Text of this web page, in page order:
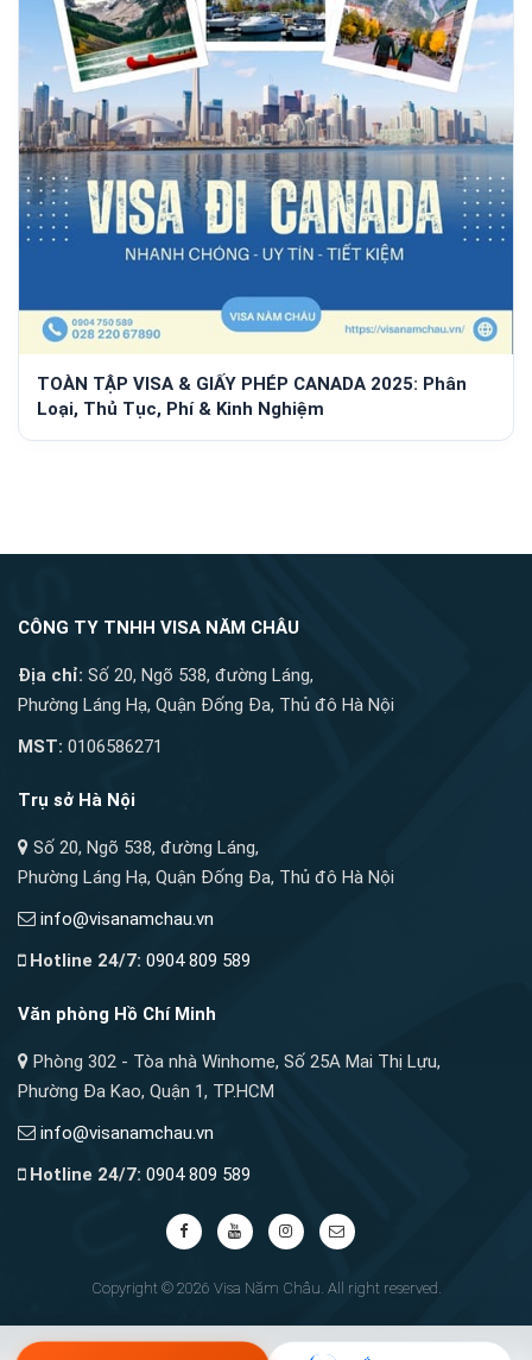
TOÀN TẬP VISA & GIẤY PHÉP CANADA 2025: Phân
Loại, Thủ Tục, Phí & Kinh Nghiệm
CÔNG TY TNHH VISA NĂM CHÂU
Địa chỉ: Số 20, Ngõ 538, đường Láng,
Phường Láng Hạ, Quận Đống Đa, Thủ đô Hà Nội
MST: 0106586271
Trụ sở Hà Nội
Số 20, Ngõ 538, đường Láng,
Phường Láng Hạ, Quận Đống Đa, Thủ đô Hà Nội
info@visanamchau.vn
Hotline 24/7: 0904 809 589
Văn phòng Hồ Chí Minh
Phòng 302 - Tòa nhà Winhome, Số 25A Mai Thị Lựu,
Phường Đa Kao, Quận 1, TP.HCM
info@visanamchau.vn
Hotline 24/7: 0904 809 589
Copyright © 2026 Visa Năm Châu. All right reserved.